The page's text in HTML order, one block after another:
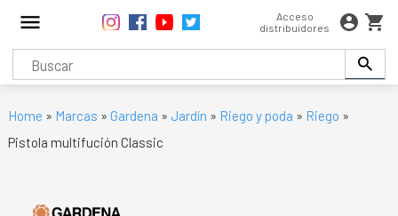
Acceso
distribuidores
Home » Marcas » Gardena » Jardín » Riego y poda » Riego »
Pistola multifución Classic